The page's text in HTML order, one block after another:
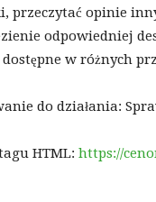
przeczytać opinie
odpowiedniej
w różnych
do działania:
HTML: https://